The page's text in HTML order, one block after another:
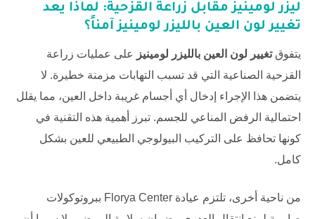
ليزر لومينيز مقابل زراعة القزحية: لماذا يعد
تغيير لون العين بالليزر لومينيزآمناً؟
يتفوقتغيير لون العين بالليزر لومينيز
على عمليات زراعة
القزحية الصناعية التي قد تسبب التهابات مزمنة خطيرة. لا
يتضمن هذا الإجراء إدخال أي أجسام غريبة داخل العين، مما يقلل
احتمالية الرفض المناعي للجسم. تبرز أهمية هذه التقنية في
كونها تحافظ على التركيب البيولوجي الطبيعي للعين بشكل
كامل.
من ناحية أخرى، تلتزم عيادة Florya Center ببروتوكولات